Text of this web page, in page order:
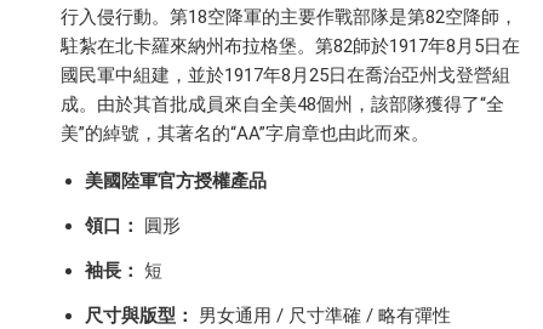
行入侵行動。第18空降軍的主要作戰部隊是第82空降師，
駐紮在北卡羅來納州布拉格堡。第82師於1917年8月5日在
國民軍中組建，並於1917年8月25日在喬治亞州戈登營組
成。由於其首批成員來自全美48個州，該部隊獲得了“全
美”的綽號，其著名的“AA”字肩章也由此而來。
美國陸軍官方授權產品
領口： 圓形
袖長： 短
尺寸與版型： 男女通用 / 尺寸準確 / 略有彈性